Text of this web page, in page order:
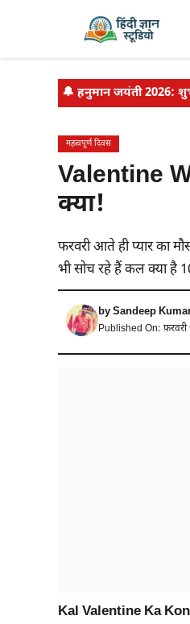
content
🔔 हनुमान जयंती 2026:
महत्वपूर्ण दिवस
Valentine
क्या!
फरवरी आते ही प्यार का
भी सोच रहे हैं कल क्या है
bySandeep
Published On: फ़रवरी
Kal Valentine Ka